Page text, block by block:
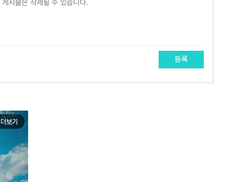
등록
더보기